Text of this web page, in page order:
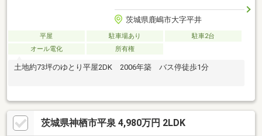
茨城県鹿嶋市大字平井
平屋 駐車場あり
駐車2台
オール電化
所有権
土地約73坪のゆとり平屋2DK 2006年築 バス停徒歩1分
茨城県神栖市平泉 4,980万円 2LDK